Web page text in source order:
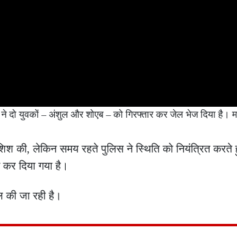
युवकों – अंशुल और शोएब – को गिरफ्तार कर जेल भेज दिया है।
की, लेकिन समय रहते पुलिस ने स्थिति को नियंत्रित करते
दिया गया है।
जा रही है।